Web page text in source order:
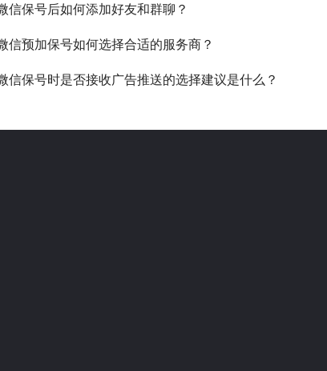
信保号后如何添加好友和群聊？
信预加保号如何选择合适的服务商？
信保号时是否接收广告推送的选择建议是什么？